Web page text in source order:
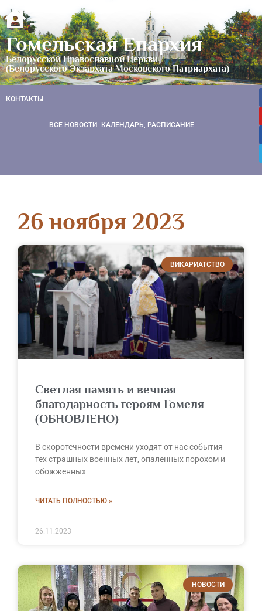
Гомельская Епархия
Белорусской Православной Церкви
(Белорусского Экзархата Московского Патриархата)
КОНТАКТЫ
ВСЕ НОВОСТИ КАЛЕНДАРЬ, РАСПИСАНИЕ
26 ноября 2023
ВИКАРИАТСТВО
Светлая память и вечная
благодарность героям Гомеля
(ОБНОВЛЕНО)
В скоротечности времени уходят от нас события
тех страшных военных лет, опаленных порохом и
обожженных
ЧИТАТЬ ПОЛНОСТЬЮ »
26.11.2023
НОВОСТИ